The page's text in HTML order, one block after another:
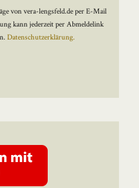
von vera-lengsfeld.de per E-Mail
kann jederzeit per Abmeldelink
Datenschutzerklärung.